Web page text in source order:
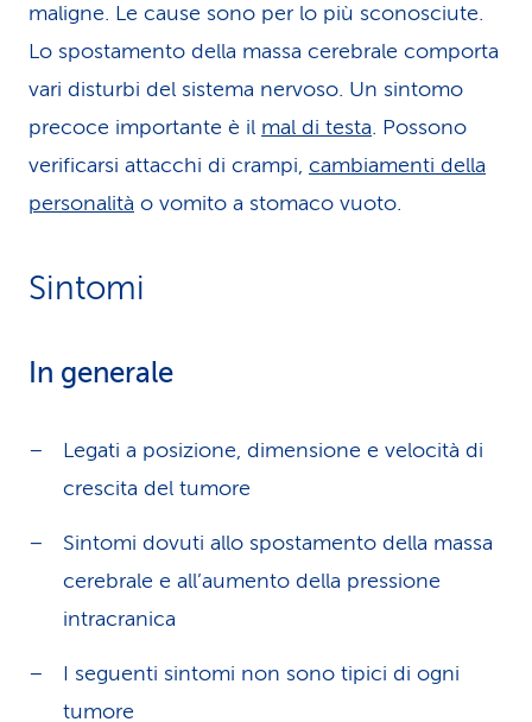
v
i
z
i
o
maligne. Le cause sono per lo più sconosciute.
Lo spostamento della massa cerebrale comporta
vari disturbi del sistema nervoso. Un sintomo
precoce importante è il mal di testa. Possono
verificarsi attacchi di crampi, cambiamenti della
personalità o vomito a stomaco vuoto.
Sintomi
In generale
Legati a posizione, dimensione e velocità di
crescita del tumore
Sintomi dovuti allo spostamento della massa
cerebrale e all’aumento della pressione
intracranica
I seguenti sintomi non sono tipici di ogni
tumore